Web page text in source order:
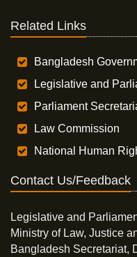
Related Links
Bangladesh
Legislative and
Parliament
Law Commission
National Human
Contact Us/Feedback
Legislative and
Ministry of Law, Justice
Bangladesh Secretariat,